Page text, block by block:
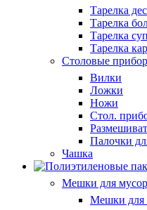
Тарелка
Тарелка
Тарелка
Тарелка
Столовые
Вилки
Ложки
Ножи
Стол.
Палочки
Чашка
Мешки для
Мешки для